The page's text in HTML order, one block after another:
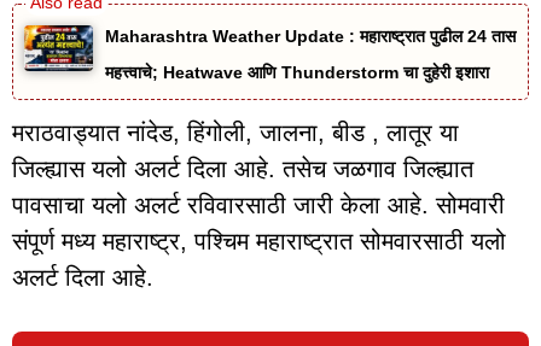
Maharashtra Weather Update : महाराष्ट्रात पुढील 24 तास
महत्त्वाचे; Heatwave आणि Thunderstorm चा दुहेरी इशारा
मराठवाड्यात नांदेड, हिंगोली, जालना, बीड , लातूर या
जिल्ह्यास यलो अलर्ट दिला आहे. तसेच जळगाव जिल्ह्यात
पावसाचा यलो अलर्ट रविवारसाठी जारी केला आहे. सोमवारी
संपूर्ण मध्य महाराष्ट्र, पश्चिम महाराष्ट्रात सोमवारसाठी यलो
अलर्ट दिला आहे.